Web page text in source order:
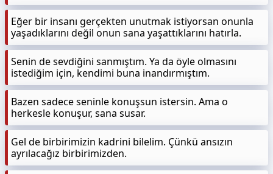
Eğer bir insanı gerçekten unutmak istiyorsan onunla
yaşadıklarını değil onun sana yaşattıklarını hatırla.
Senin de sevdiğini sanmıştım. Ya da öyle olmasını
istediğim için, kendimi buna inandırmıştım.
Bazen sadece seninle konuşsun istersin. Ama o
herkesle konuşur, sana susar.
Gel de birbirimizin kadrini bilelim. Çünkü ansızın
ayrılacağız birbirimizden.